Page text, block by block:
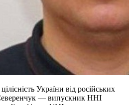
України від російських
— випускник ННІ